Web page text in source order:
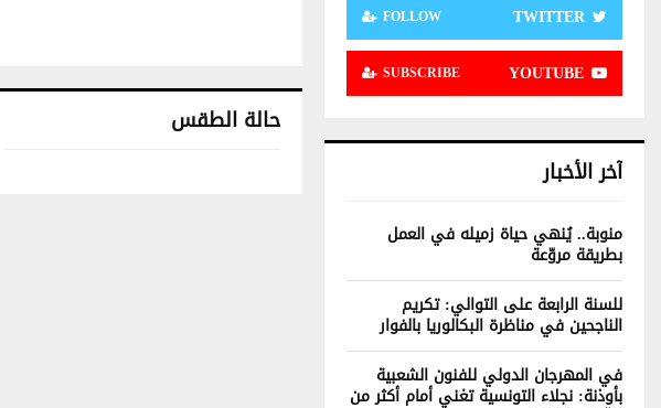
TWITTER
FOLLOW
YOUTUBE
SUBSCRIBE
آخر الأخبار
منوبة.. يُنهي حياة زميله في العمل
بطريقة مروّعة
للسنة الرابعة على التوالي: تكريم
الناجحين في مناظرة البكالوريا بالفوار
في المهرجان الدولي للفنون الشعبية
بأوذنة: نجلاء التونسية تغني أمام أكثر من
حالة الطقس